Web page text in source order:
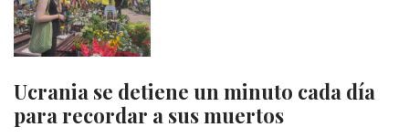
Ucrania se detiene un minuto cada día
para recordar a sus muertos